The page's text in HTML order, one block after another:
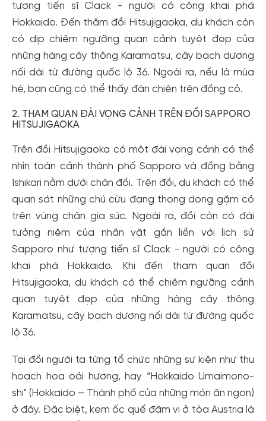
tượng tiến sĩ Clack - người có công khai phá
Hokkaido. Đến thăm đồi Hitsujigaoka, du khách còn
có dịp chiêm ngưỡng quan cảnh tuyệt đẹp của
những hàng cây thông Karamatsu, cây bạch dương
nối dài từ đường quốc lộ 36. Ngoài ra, nếu là mùa
hè, bạn cũng có thể thấy đàn chiên trên đồng cỏ.
2. THAM QUAN ĐÀI VỌNG CẢNH TRÊN ĐỒI SAPPORO
HITSUJIGAOKA
Trên đồi Hitsujigaoka có một đài vọng cảnh có thể
nhìn toàn cảnh thành phố Sapporo và đồng bằng
Ishikari nằm dưới chân đồi. Trên đồi, du khách có thể
quan sát những chú cừu đang thong dong gặm cỏ
trên vùng chăn gia súc. Ngoài ra, đồi còn có đài
tưởng niệm của nhân vật gắn liền với lịch sử
Sapporo như tượng tiến sĩ Clack - người có công
khai phá Hokkaido. Khi đến tham quan đồi
Hitsujigaoka, du khách có thể chiêm ngưỡng cảnh
quan tuyệt đẹp của những hàng cây thông
Karamatsu, cây bạch dương nối dài từ đường quốc
lộ 36.
Tại đồi người ta từng tổ chức những sự kiện như thu
hoạch hoa oải hương, hay “Hokkaido Umaimono-
shi" (Hokkaido – Thành phố của những món ăn ngon)
ở đây. Đặc biệt, kem ốc quế đậm vị ở tòa Austria là